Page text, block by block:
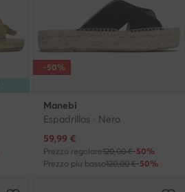
-50%
Manebi
Espadrillas · Nero
Prezzo attuale
59,99 €
Prezzo regolare120,00 €-50%
Prezzo più basso120,00 €-50%